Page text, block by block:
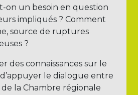
on un besoin en question
impliqués ? Comment
source de ruptures
?
des connaissances sur le
le dialogue entre
de la Chambre régionale